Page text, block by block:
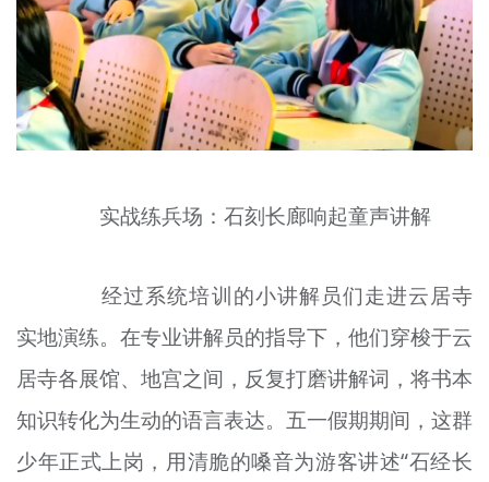
实战练兵场：石刻长廊响起童声讲解
经过系统培训的小讲解员们走进云居寺
实地演练。在专业讲解员的指导下，他们穿梭于云
居寺各展馆、地宫之间，反复打磨讲解词，将书本
知识转化为生动的语言表达。五一假期期间，这群
少年正式上岗，用清脆的嗓音为游客讲述“石经长